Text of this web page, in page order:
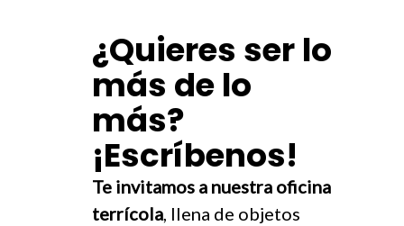
¿Quieres ser lo
más de lo
más?
¡Escríbenos!
Te invitamos a nuestra oficina
terrícola, llena de objetos